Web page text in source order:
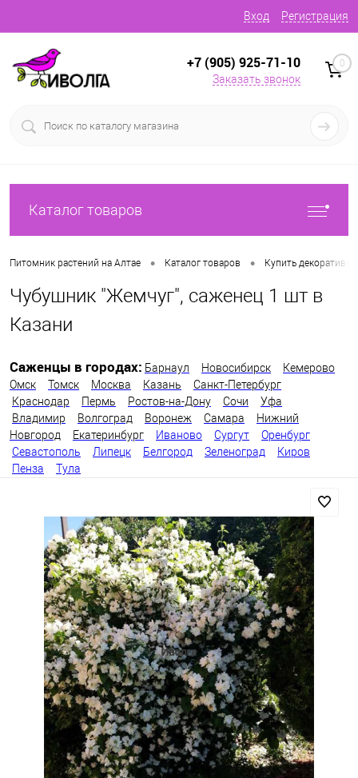
Вход Регистрация
+7 (905) 925-71-10
Заказать звонок
0
Каталог товаров
Питомник растений на Алтае • Каталог товаров • Купить
Чубушник "Жемчуг", саженец 1 шт в
Казани
Саженцы в городах: Барнаул Новосибирск
Кемерово
Омск
Томск Москва Казань
Санкт-Петербург
Краснодар
Пермь Ростов-на-Дону Сочи
Уфа
Владимир
Волгоград Воронеж Самара
Нижний
Новгород
Екатеринбург Иваново Сургут
Оренбург
Севастополь
Липецк Белгород Зеленоград
Киров
Пенза
Тула